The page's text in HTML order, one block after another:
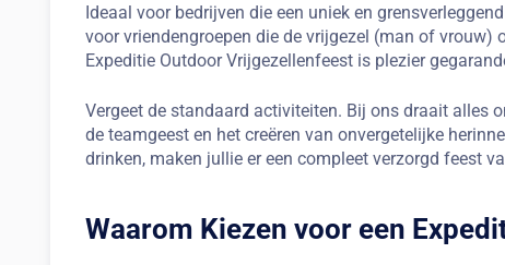
Ideaal voor bedrijven die een uniek en
voor vriendengroepen die de vrijgezel (man of vrouw)
Expeditie Outdoor Vrijgezellenfeest is plezier
Vergeet de standaard activiteiten. Bij ons draait alles
de teamgeest en het creëren van onvergetelijke
drinken, maken jullie er een compleet verzorgd feest
Waarom Kiezen voor een